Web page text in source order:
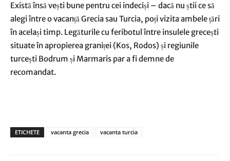
Există însă vești bune pentru cei indeciși – dacă nu știi ce să
alegi între o vacanță Grecia sau Turcia, poți vizita ambele țări
în același timp. Legăturile cu feribotul între insulele grecești
situate în apropierea graniței (Kos, Rodos) și regiunile
turcești Bodrum și Marmaris par a fi demne de
recomandat.
ETICHETE vacanta grecia vacanta turcia